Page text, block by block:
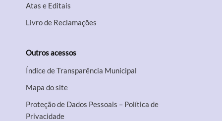
Atas e Editais
Livro de Reclamações
Outros acessos
Índice de Transparência Municipal
Mapa do site
Proteção de Dados Pessoais – Política de
Privacidade